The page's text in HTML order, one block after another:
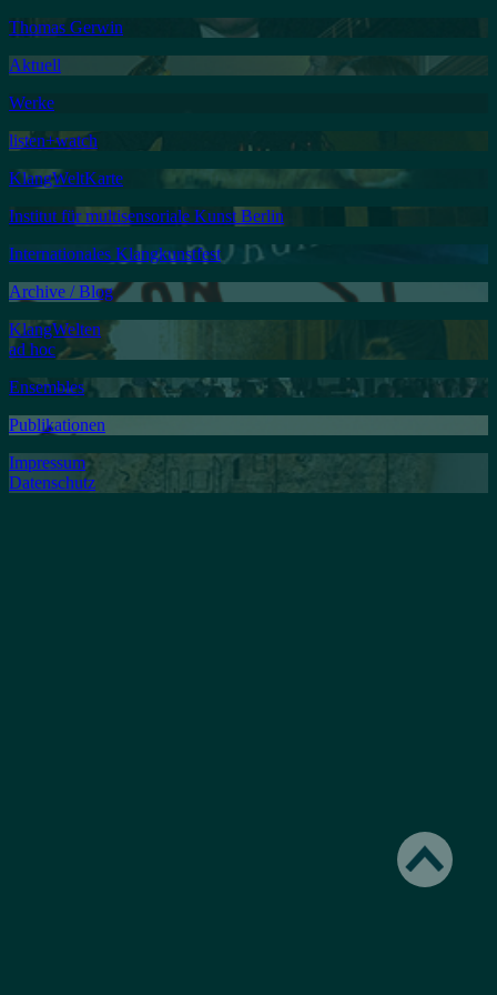
Thomas Gerwin
Aktuell
Werke
listen+watch
KlangWeltKarte
Institut für multisensoriale Kunst Berlin
Internationales Klangkunstfest
Archive / Blog
KlangWelten
ad hoc
Ensembles
Publikationen
Impressum
Datenschutz